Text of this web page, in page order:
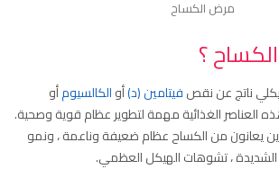
مرض الكساح
؟
ناتج عن نقصفيتامين (د)أوالكالسيومأو
العناصر الغذائية مهمة لتطوير عظام قوية وصحية.
يعانون من الكساح عظام ضعيفة وناعمة ، ونمو
، تشوهات الهيكل العظمي.